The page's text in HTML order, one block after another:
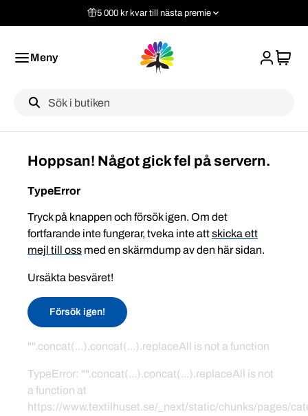
5 000 kr kvar till nästa premie
Meny
Label
Hoppsan! Något gick fel på servern.
TypeError
Tryck på knappen och försök igen. Om det
fortfarande inte fungerar, tveka inte attskicka ett
mejl till oss med en skärmdump av den här sidan.
Ursäkta besväret!
Försök igen!
"".concat(...).concat(...).replaceAll is not a function
TypeError: "".concat(...).concat(...).replaceAll is not
a function at
https://www.textilhuset.se/_next/static/chunks/pages/